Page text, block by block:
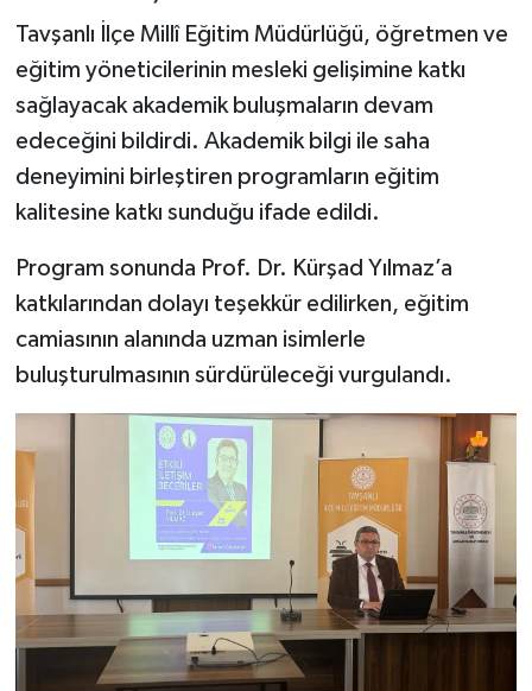
Tavşanlı İlçe Millî Eğitim Müdürlüğü, öğretmen ve
eğitim yöneticilerinin mesleki gelişimine katkı
sağlayacak akademik buluşmaların devam
edeceğini bildirdi. Akademik bilgi ile saha
deneyimini birleştiren programların eğitim
kalitesine katkı sunduğu ifade edildi.
Program sonunda Prof. Dr. Kürşad Yılmaz’a
katkılarından dolayı teşekkür edilirken, eğitim
camiasının alanında uzman isimlerle
buluşturulmasının sürdürüleceği vurgulandı.